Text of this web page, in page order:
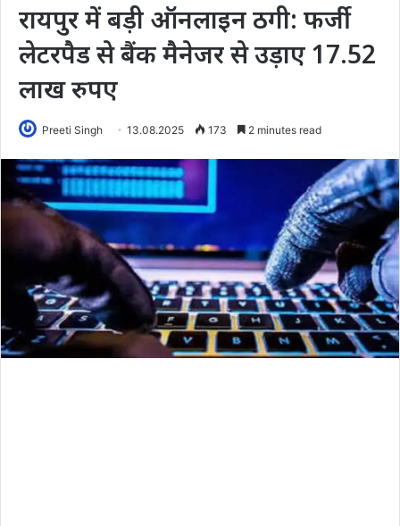
रायपुर में बड़ी ऑनलाइन ठगी: फर्जी
लेटरपैड से बैंक मैनेजर से उड़ाए 17.52
लाख रुपए
Preeti Singh 13.08.2025 173 2 minutes read